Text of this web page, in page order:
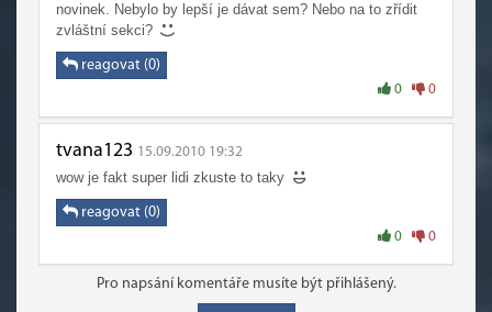
novinek. Nebylo by lepší je dávat sem? Nebo na to zřídit
zvláštní sekci?
reagovat (0)
0 0
tvana123 15.09.2010 19:32
wow je fakt super lidi zkuste to taky
reagovat (0)
0 0
Pro napsání komentáře musíte být přihlášený.